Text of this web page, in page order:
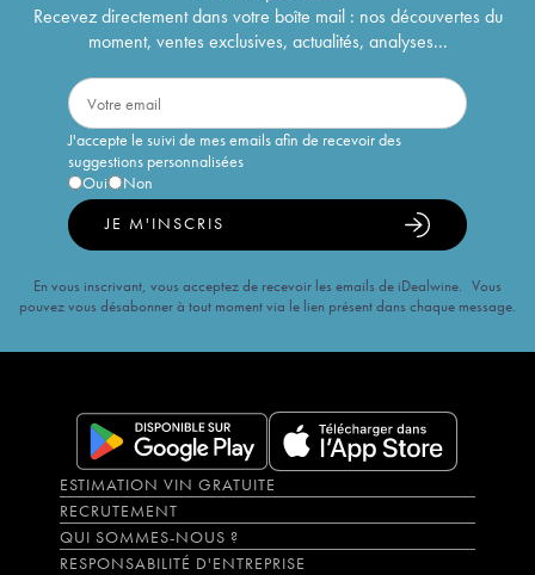
Recevez directement dans votre boîte mail : nos découvertes du
moment, ventes exclusives, actualités, analyses...
J'accepte le suivi de mes emails afin de recevoir des
suggestions personnalisées
Oui
Non
JE M'INSCRIS
En vous inscrivant, vous acceptez de recevoir les emails de iDealwine. Vous
pouvez vous désabonner à tout moment via le lien présent dans chaque message.
ESTIMATION VIN GRATUITE
RECRUTEMENT
QUI SOMMES-NOUS ?
RESPONSABILITÉ D'ENTREPRISE